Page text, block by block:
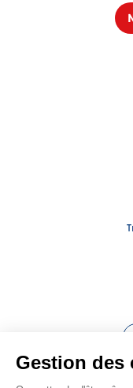
Raison sociale : ECF